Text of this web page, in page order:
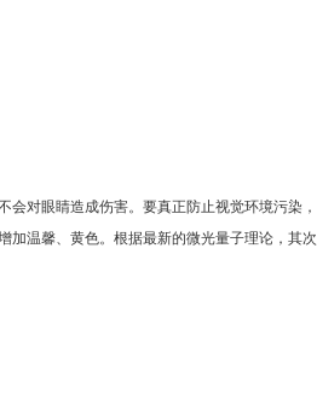
睛造成伤害。要真正防止视觉环境污染，
馨、黄色。根据最新的微光量子理论，其次